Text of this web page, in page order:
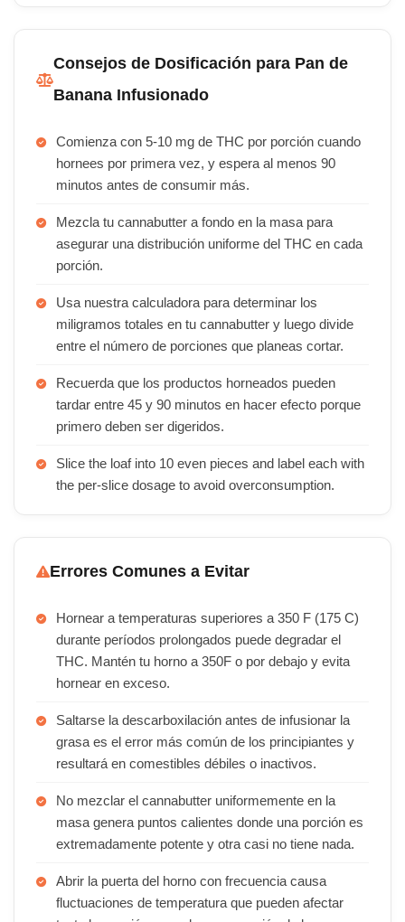
Consejos de Dosificación para Pan de
Banana Infusionado
Comienza con 5-10 mg de THC por porción cuando
hornees por primera vez, y espera al menos 90
minutos antes de consumir más.
Mezcla tu cannabutter a fondo en la masa para
asegurar una distribución uniforme del THC en cada
porción.
Usa nuestra calculadora para determinar los
miligramos totales en tu cannabutter y luego divide
entre el número de porciones que planeas cortar.
Recuerda que los productos horneados pueden
tardar entre 45 y 90 minutos en hacer efecto porque
primero deben ser digeridos.
Slice the loaf into 10 even pieces and label each with
the per-slice dosage to avoid overconsumption.
Errores Comunes a Evitar
Hornear a temperaturas superiores a 350 F (175 C)
durante períodos prolongados puede degradar el
THC. Mantén tu horno a 350F o por debajo y evita
hornear en exceso.
Saltarse la descarboxilación antes de infusionar la
grasa es el error más común de los principiantes y
resultará en comestibles débiles o inactivos.
No mezclar el cannabutter uniformemente en la
masa genera puntos calientes donde una porción es
extremadamente potente y otra casi no tiene nada.
Abrir la puerta del horno con frecuencia causa
fluctuaciones de temperatura que pueden afectar